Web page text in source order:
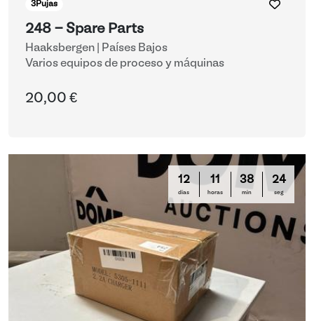
3Pujas
248 - Spare Parts
Haaksbergen | Países Bajos
Varios equipos de proceso y máquinas
20,00 €
12
días
11
horas
38
min
23
seg